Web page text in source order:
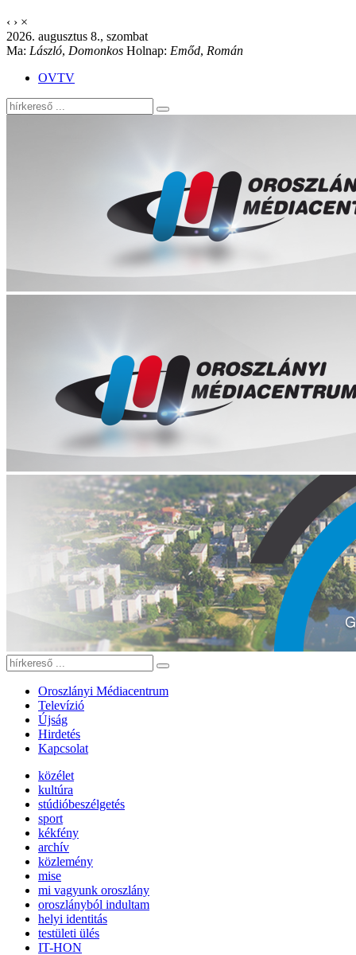
‹ › ×
2026. augusztus 8., szombat
Ma: László, Domonkos Holnap: Emőd, Román
OVTV
Oroszlányi Médiacentrum
Televízió
Újság
Hirdetés
Kapcsolat
közélet
kultúra
stúdióbeszélgetés
sport
kékfény
archív
közlemény
mise
mi vagyunk oroszlány
oroszlányból indultam
helyi identitás
testületi ülés
IT-HON